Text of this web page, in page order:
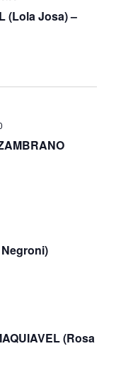
(Lola Josa) –
Negroni)
(Rosa